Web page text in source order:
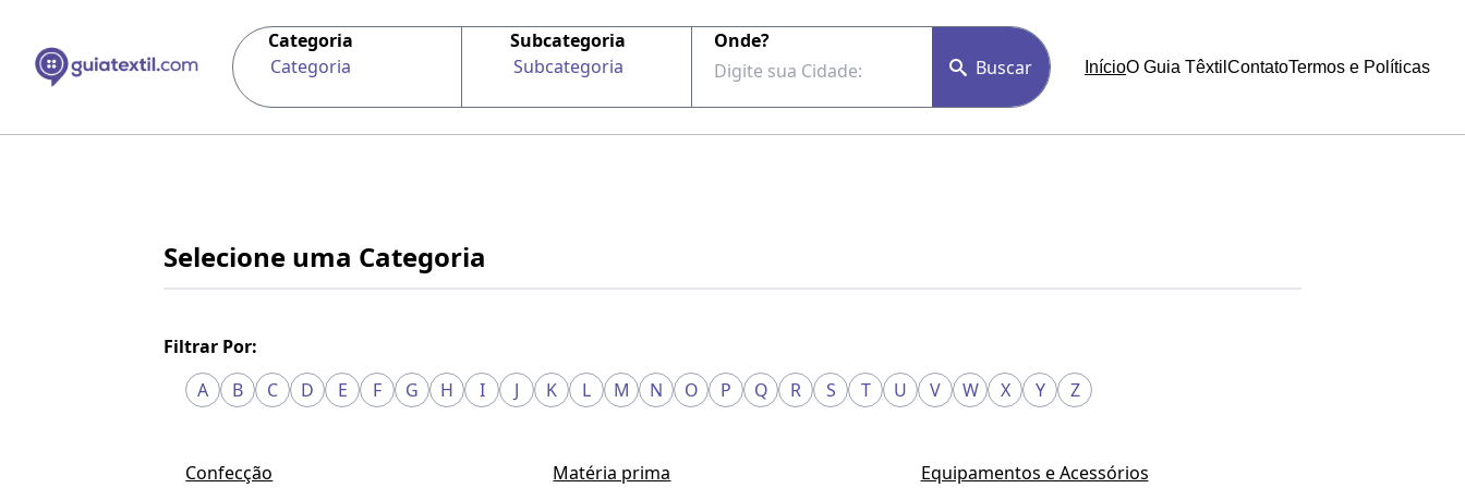
Categoria
Categoria
Subcategoria
Subcategoria
Onde?
Buscar
InícioO Guia Têxtil ContatoTermos e Políticas
Selecione uma Categoria
Filtrar Por:
A
B C D E F G H I J K L M N O P Q R S T U V W X Y Z
Confecção Matéria prima
Equipamentos e Acessórios